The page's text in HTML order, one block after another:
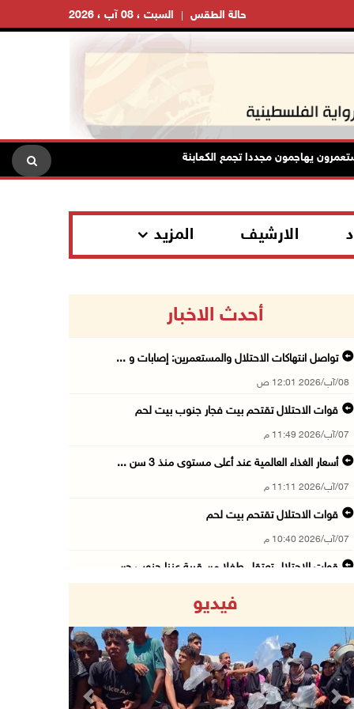
السبت ، 08 آب ، 2026 حالة الطقس
مجددا تجمع الكعابنة شرق الطيبة برام الله الرئاسة
الارشيف المزيد
أحدث الاخبار
تواصل انتهاكات الاحتلال والمستعمرين: إصابات و ...
08/آب/2026 12:01 ص
قوات الاحتلال تقتحم بيت فجار جنوب بيت لحم
07/آب/2026 11:49 م
أسعار الغذاء العالمية عند أعلى مستوى منذ 3 سن ...
07/آب/2026 11:11 م
قوات الاحتلال تقتحم بيت لحم
07/آب/2026 10:40 م
قوات الاحتلال تعتقل طفلا من قرية عنزا جنوب جن ...
07/آب/2026 10:15 م
الاحتلال يعيق تنقل المواطنين ويقتحم بلدات شرق ...
07/آب/2026 08:52 م
فيديو
Previous Next